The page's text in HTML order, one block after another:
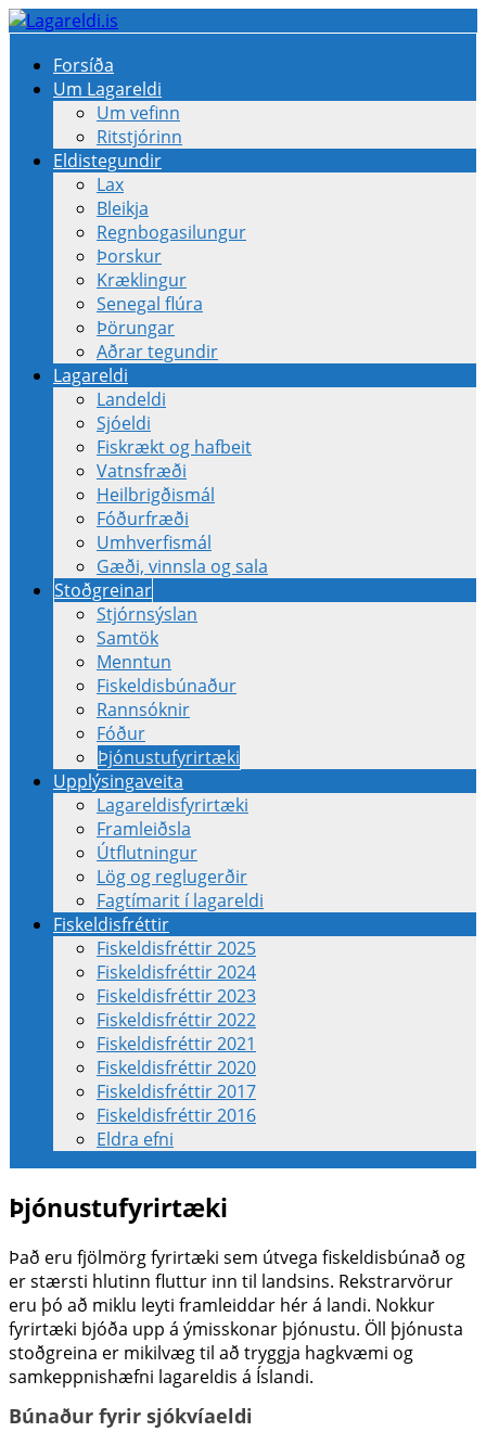
Forsíða
Um Lagareldi
Um vefinn
Ritstjórinn
Eldistegundir
Lax
Bleikja
Regnbogasilungur
Þorskur
Kræklingur
Senegal flúra
Þörungar
Aðrar tegundir
Lagareldi
Landeldi
Sjóeldi
Fiskrækt og hafbeit
Vatnsfræði
Heilbrigðismál
Fóðurfræði
Umhverfismál
Gæði, vinnsla og sala
Stoðgreinar
Stjórnsýslan
Samtök
Menntun
Fiskeldisbúnaður
Rannsóknir
Fóður
Þjónustufyrirtæki
Upplýsingaveita
Lagareldisfyrirtæki
Framleiðsla
Útflutningur
Lög og reglugerðir
Fagtímarit í lagareldi
Fiskeldisfréttir
Fiskeldisfréttir 2025
Fiskeldisfréttir 2024
Fiskeldisfréttir 2023
Fiskeldisfréttir 2022
Fiskeldisfréttir 2021
Fiskeldisfréttir 2020
Fiskeldisfréttir 2017
Fiskeldisfréttir 2016
Eldra efni
Þjónustufyrirtæki
Það eru fjölmörg fyrirtæki sem útvega fiskeldisbúnað og
er stærsti hlutinn fluttur inn til landsins. Rekstrarvörur
eru þó að miklu leyti framleiddar hér á landi. Nokkur
fyrirtæki bjóða upp á ýmisskonar þjónustu. Öll þjónusta
stoðgreina er mikilvæg til að tryggja hagkvæmi og
samkeppnishæfni lagareldis á Íslandi.
Búnaður fyrir sjókvíaeldi